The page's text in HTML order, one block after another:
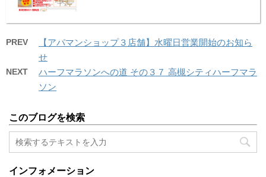
PREV
【アパマンショップ３店舗】水曜日営業開始のお知ら
せ
NEXT
ハーフマラソンへの道 その３７ 高槻シティハーフマラ
ソン
このブログを検索
インフォメーション